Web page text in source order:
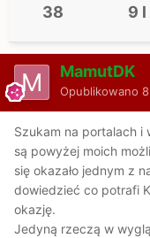
38 9 l
MamutDK
Opublikowano
Szukam na portalach i
są powyżej moich
się okazało jednym z
dowiedzieć co potrafi
okazję.
Jedyną rzeczą w